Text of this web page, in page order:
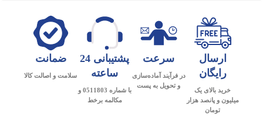
ارسال
رایگان
خرید بالای یک
میلیون و پانصد هزار
تومان
سرعت
در فرآیند آماده‌سازی
و تحویل به پست
پشتیبانی 24
ساعته
با شماره 0511803 و
مکالمه برخط
ضمانت
سلامت و اصالت کالا